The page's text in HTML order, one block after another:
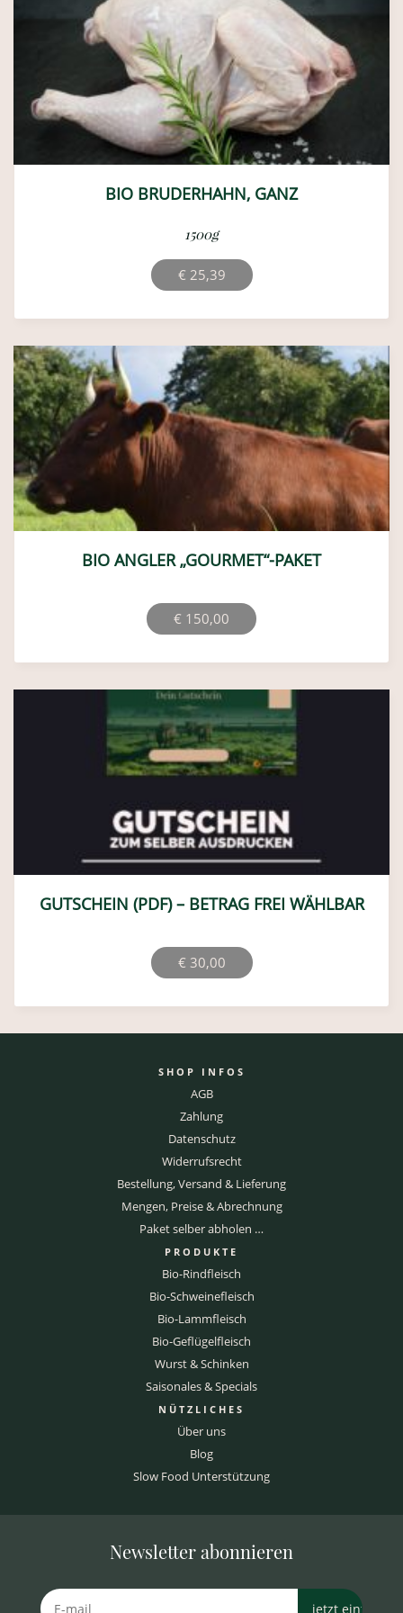
BIO BRUDERHAHN, GANZ
1500g
€ 25,39
BIO ANGLER „GOURMET“-PAKET
€ 150,00
GUTSCHEIN (PDF) – BETRAG FREI WÄHLBAR
€ 30,00
SHOP INFOS
AGB
Zahlung
Datenschutz
Widerrufsrecht
Bestellung, Versand & Lieferung
Mengen, Preise & Abrechnung
Paket selber abholen …
PRODUKTE
Bio-Rindfleisch
Bio-Schweinefleisch
Bio-Lammfleisch
Bio-Geflügelfleisch
Wurst & Schinken
Saisonales & Specials
NÜTZLICHES
Über uns
Blog
Slow Food Unterstützung
Newsletter abonnieren